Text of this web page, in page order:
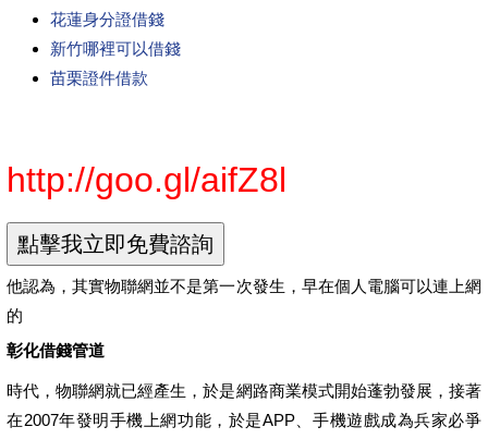
花蓮身分證借錢
新竹哪裡可以借錢
苗栗證件借款
http://goo.gl/aifZ8l
他認為，其實物聯網並不是第一次發生，早在個人電腦可以連上網
的
彰化借錢管道
時代，物聯網就已經產生，於是網路商業模式開始蓬勃發展，接著
在2007年發明手機上網功能，於是APP、手機遊戲成為兵家必爭